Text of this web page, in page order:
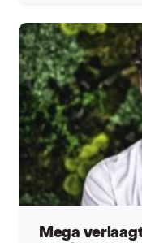
Mega